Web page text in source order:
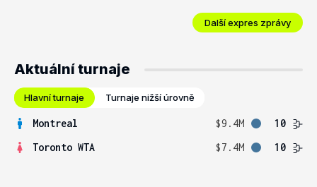
Další expres zprávy
Aktuální turnaje
Hlavní turnaje Turnaje nižší úrovně
Montreal $9.4M
10
Toronto WTA
$7.4M 10